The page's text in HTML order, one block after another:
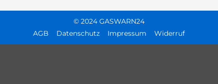
© 2024 GASWARN24
AGB
Datenschutz Impressum Widerruf